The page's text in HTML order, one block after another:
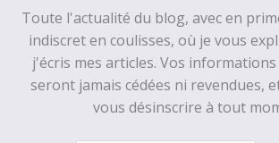
Toute l'actualité du blog, avec en
indiscret en coulisses, où je vous
j'écris mes articles. Vos
seront jamais cédées ni revendues,
vous désinscrire à tout